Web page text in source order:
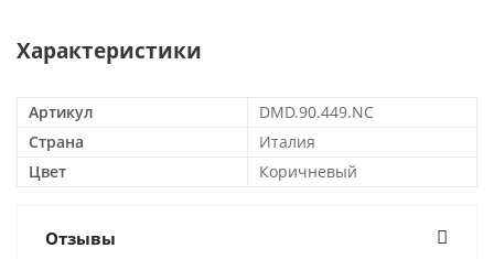
Характеристики
Артикул
DMD.90.449.NC
Страна
Италия
Цвет
Коричневый
Отзывы